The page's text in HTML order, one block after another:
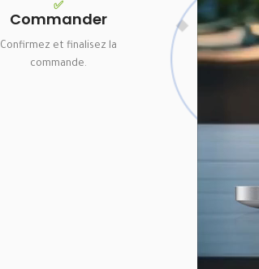
✅
Commander
Confirmez et finalisez la
commande.